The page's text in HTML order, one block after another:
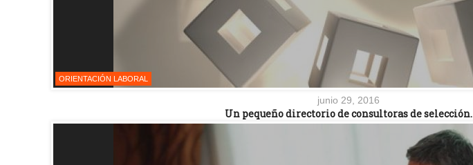
ORIENTACIÓN LABORAL
junio 29, 2016
Un pequeño directorio de consultoras de selección.